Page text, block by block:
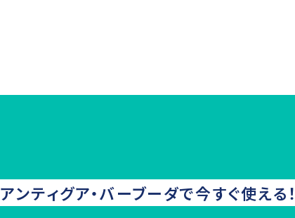
アンティグア・バーブーダで今すぐ使える！